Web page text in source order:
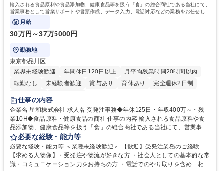
輸入される食品原料や食品添加物、健康食品等を扱う「食」の総合商社である当社にて、
営業事務として営業サポートや書類作成、データ入力、電話対応などの業務をお任せしま
す。
月給
30万円～37万5000円
勤務地
東京都品川区
業界未経験歓迎
年間休日120日以上
月平均残業時間20時間以内
転勤なし
未経験者歓迎 賞与あり 育休あり
完全週休2日制
交通費支給
仕事の内容
企業名 星和株式会社 求人名 受発注事務◆年休125日・年収400万～・残
業10H◆食品原料・健康食品の商社 仕事の内容 輸入される食品原料や食
品添加物、健康食品等を扱う「食」の総合商社である当社にて、営業事務
として営業サポートや書類作成、データ入力、電話対応などの業務をお任
せします。 ・受注／出荷指示／売上管理／仕入管理／在庫管理／お客様や
倉庫と電話確認など、販売に関わる事務、営業サポートをお願いします。
・入社後は商品について覚えることから始め、先輩社員OJTと共に業務を
必要な経験・能力等
必要な経験・能力等 ＜業種未経験歓迎＞ 【歓迎】受発注業務のご経験
【求める人物像】・受発注や物流が好きな方 ・社会人としての基本的な常
識・コミュニケーション力をお持ちの方 ・電話でのやり取りを含め、相手